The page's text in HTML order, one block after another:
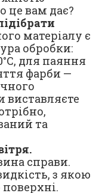
це вам дає?
матеріалу є
обробки:
для паяння
фарби —
виставляєте
та
справи.
з якою